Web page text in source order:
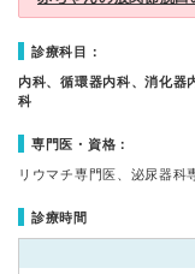
診療科目：
内科、循環器内科、消化器
科
専門医・資格：
リウマチ専門医、泌尿器科
診療時間